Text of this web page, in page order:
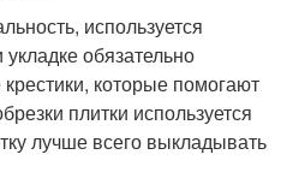
используется
обязательно
которые помогают
плитки используется
лучше всего выкладывать